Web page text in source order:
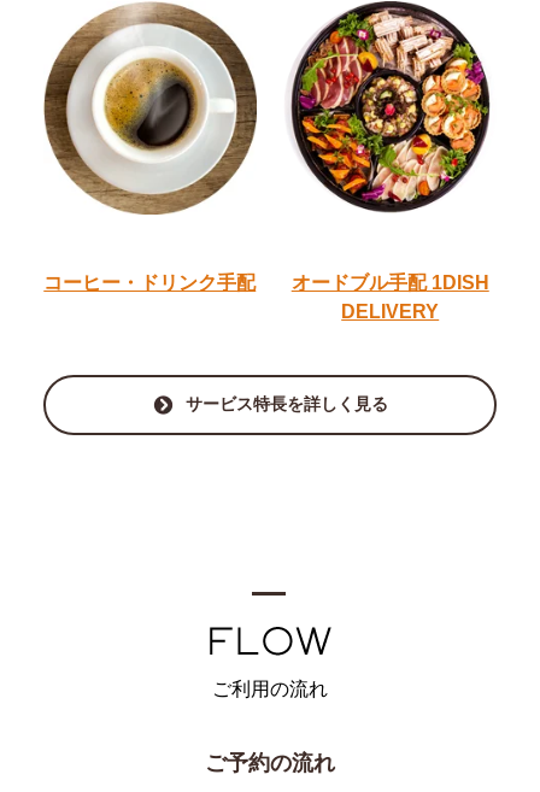
コーヒー・ドリンク手配 オードブル手配1DISH
DELIVERY
サービス特長を詳しく見る
ご利用の流れ
ご予約の流れ